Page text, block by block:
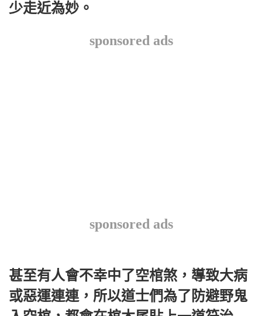
少走近為妙。
sponsored ads
sponsored ads
甚至有人會不幸中了空棺煞，導致大病
或惡運連連，所以道士們為了防避野鬼